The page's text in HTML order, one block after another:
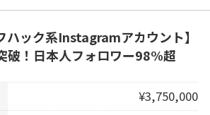
ハック系Instagramアカウント】
破！日本人フォロワー98%超
¥3,750,000